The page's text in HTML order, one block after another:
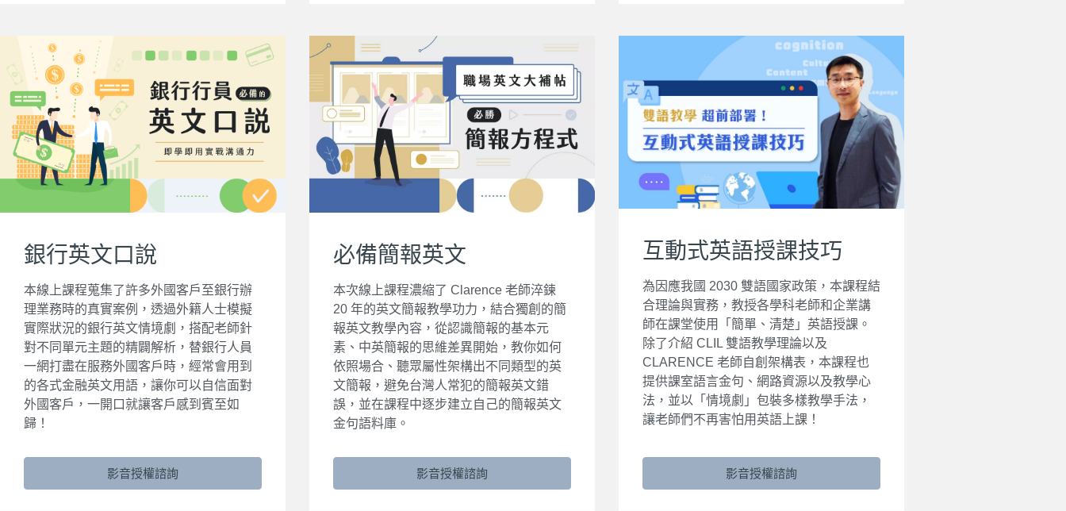
銀行英文口說
本線上課程蒐集了許多外國客戶至銀行辦
理業務時的真實案例，透過外籍人士模擬
實際狀況的銀行英文情境劇，搭配老師針
對不同單元主題的精闢解析，替銀行人員
一網打盡在服務外國客戶時，經常會用到
的各式金融英文用語，讓你可以自信面對
外國客戶，一開口就讓客戶感到賓至如
歸！
影音授權諮詢
必備簡報英文
本次線上課程濃縮了 Clarence 老師淬鍊
20 年的英文簡報教學功力，結合獨創的簡
報英文教學內容，從認識簡報的基本元
素、中英簡報的思維差異開始，教你如何
依照場合、聽眾屬性架構出不同類型的英
文簡報，避免台灣人常犯的簡報英文錯
誤，並在課程中逐步建立自己的簡報英文
金句語料庫。
影音授權諮詢
互動式英語授課技巧
為因應我國 2030 雙語國家政策，本課程結
合理論與實務，教授各學科老師和企業講
師在課堂使用「簡單、清楚」英語授課。
除了介紹 CLIL 雙語教學理論以及
CLARENCE 老師自創架構表，本課程也
提供課室語言金句、網路資源以及教學心
法，並以「情境劇」包裝多樣教學手法，
讓老師們不再害怕用英語上課！
影音授權諮詢